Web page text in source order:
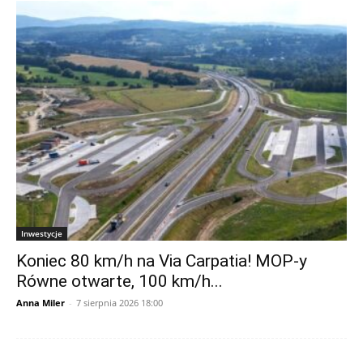
Inwestycje
Koniec 80 km/h na Via Carpatia! MOP-y
Równe otwarte, 100 km/h...
Anna Miler - 7 sierpnia 2026 18:00